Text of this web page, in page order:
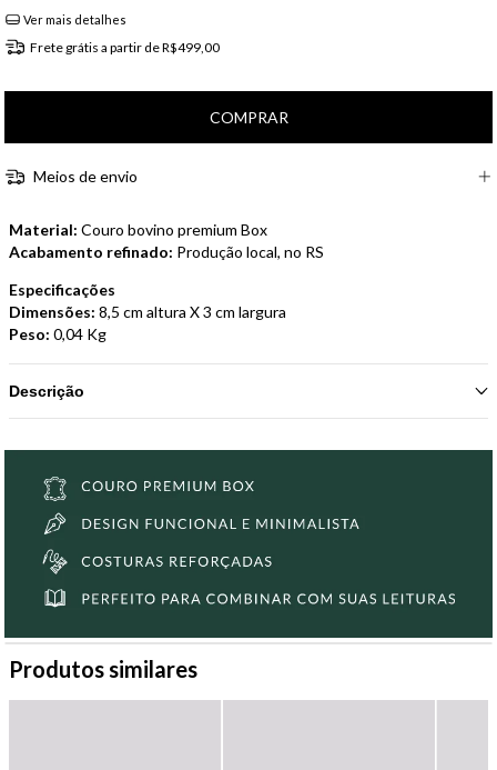
Ver mais detalhes
Frete grátis a partir deR$499,00
Meios de envio
Material: Couro bovino premium Box
Acabamento refinado: Produção local, no RS
Especificações
Dimensões: 8,5 cm altura X 3 cm largura
Peso: 0,04 Kg
Descrição
Produtos similares